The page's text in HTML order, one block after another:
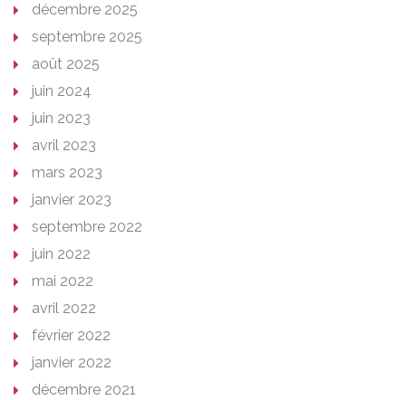
décembre 2025
septembre 2025
août 2025
juin 2024
juin 2023
avril 2023
mars 2023
janvier 2023
septembre 2022
juin 2022
mai 2022
avril 2022
février 2022
janvier 2022
décembre 2021